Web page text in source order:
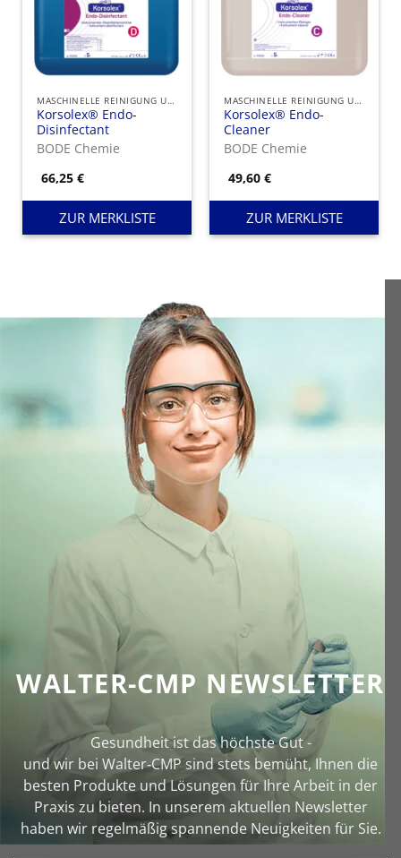
MASCHINELLE REINIGUNG UND DESINFEKTION
Korsolex® Endo-
Disinfectant
BODE Chemie
66,25€
ZUR MERKLISTE
MASCHINELLE REINIGUNG UND DESINFEKTION
Korsolex® Endo-
Cleaner
BODE Chemie
49,60€
ZUR MERKLISTE
WALTER-CMP NEWSLETTER
Gesundheit ist das höchste Gut -
und wir bei Walter‑CMP sind stets bemüht, Ihnen die
besten Produkte und Lösungen für Ihre Arbeit in der
Praxis zu bieten. In unserem aktuellen Newsletter
haben wir regelmäßig spannende Neuigkeiten für Sie.